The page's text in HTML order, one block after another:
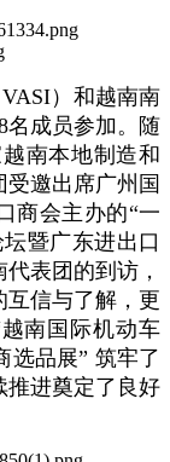
）和越南南
名成员参加。随
南本地制造和
邀出席广州国
商会主办的“一
暨广东进出口
表团的到访，
互信与了解，更
南国际机动车
选品展” 筑牢了
推进奠定了良好